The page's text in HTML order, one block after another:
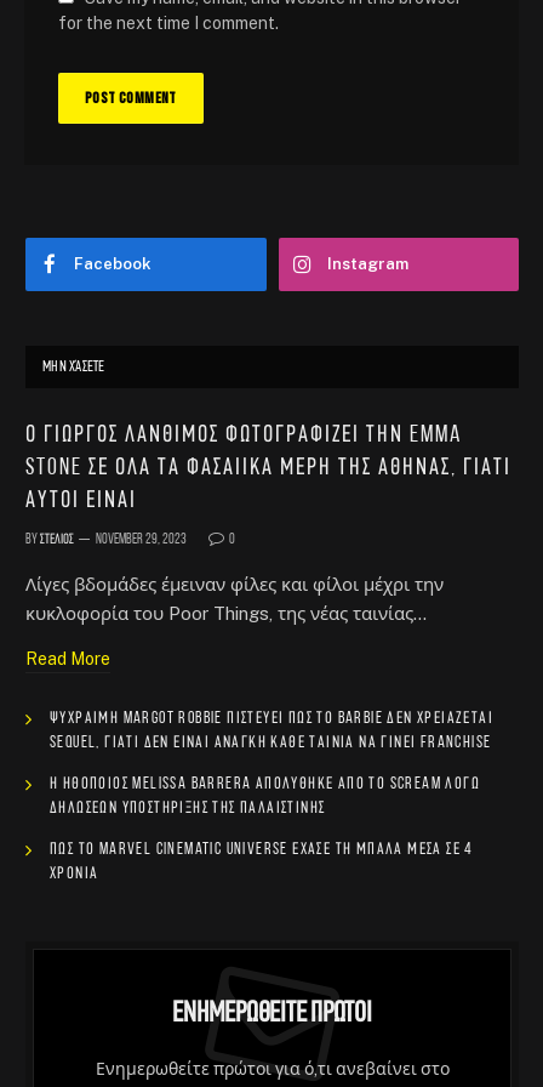
for the next time I comment.
Facebook Instagram
ΜΗΝ ΧΆΣΕΤΕ
Ο Γιώργος Λάνθιμος φωτογραφίζει την Emma
Stone σε όλα τα φασαίικα μέρη της Αθήνας, γιατί
αυτοί είναι
By Στέλιος November 29, 2023 0
Λίγες βδομάδες έμειναν φίλες και φίλοι μέχρι την
κυκλοφορία του Poor Things, της νέας ταινίας…
Read More
Ψύχραιμη Margot Robbie πιστεύει πως το Barbie δεν χρειάζεται
sequel, γιατί δεν είναι ανάγκη κάθε ταινία να γίνει franchise
Η ηθοποιός Melissa Barrera απολύθηκε από το Scream λόγω
δηλώσεων υποστήριξης της Παλαιστίνης
Πώς το Marvel Cinematic Universe έχασε τη μπάλα μέσα σε 4
χρόνια
Ενημερωθείτε Πρώτοι
Ενημερωθείτε πρώτοι για ό,τι ανεβαίνει στο